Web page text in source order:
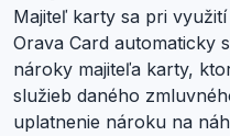
Majiteľ karty sa pri
Orava Card automaticky
nároky majiteľa karty,
služieb daného
uplatnenie nároku na